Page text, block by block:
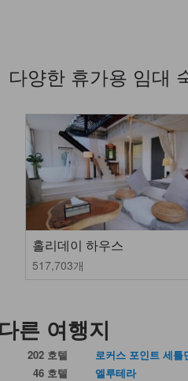
다양한 휴가용 임대
홀리데이 하우스
517,703개
른 여행지
202 호텔
46 호텔
로커스 포인트 세틀
엘루테라